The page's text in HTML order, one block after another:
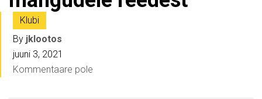
Klubi
By jklootos
juuni 3, 2021
Kommentaare pole